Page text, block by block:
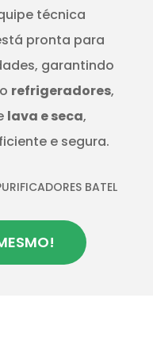
técnica
pronta para
garantindo
refrigeradores,
lava e seca,
e segura.
BATEL